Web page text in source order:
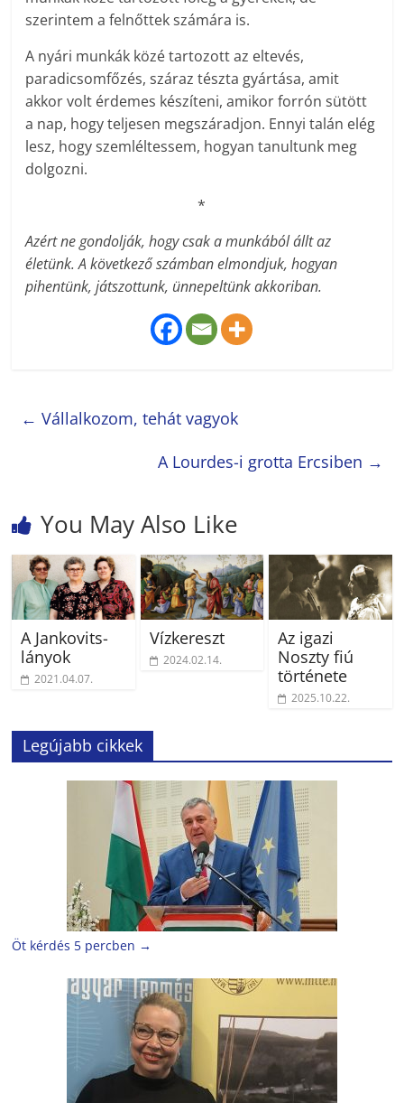
szerintem a felnőttek számára is.
A nyári munkák közé tartozott az eltevés,
paradicsomfőzés, száraz tészta gyártása, amit
akkor volt érdemes készíteni, amikor forrón sütött
a nap, hogy teljesen megszáradjon. Ennyi talán elég
lesz, hogy szemléltessem, hogyan tanultunk meg
dolgozni.
*
Azért ne gondolják, hogy csak a munkából állt az
életünk. A következő számban elmondjuk, hogyan
pihentünk, játszottunk, ünnepeltünk akkoriban.
← Vállalkozom, tehát vagyok
A Lourdes-i grotta Ercsiben →
You May Also Like
A Jankovits-
lányok
2021.04.07.
Vízkereszt
2024.02.14.
Az igazi
Noszty fiú
története
2025.10.22.
Legújabb cikkek
Öt kérdés 5 percben →